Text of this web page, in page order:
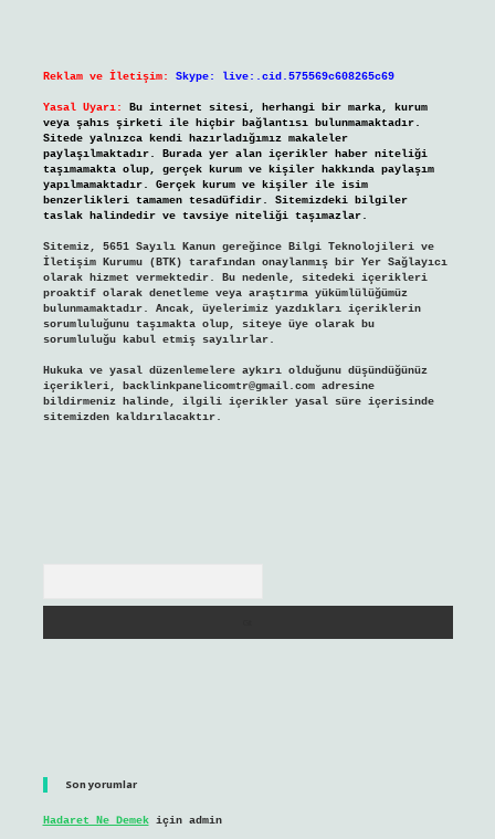
Reklam ve İletişim: Skype: live:.cid.575569c608265c69
Yasal Uyarı:
Bu internet sitesi, herhangi bir marka, kurum
veya şahıs şirketi ile hiçbir bağlantısı bulunmamaktadır.
Sitede yalnızca kendi hazırladığımız makaleler
paylaşılmaktadır. Burada yer alan içerikler haber niteliği
taşımamakta olup, gerçek kurum ve kişiler hakkında paylaşım
yapılmamaktadır. Gerçek kurum ve kişiler ile isim
benzerlikleri tamamen tesadüfidir. Sitemizdeki bilgiler
taslak halindedir ve tavsiye niteliği taşımazlar.
Sitemiz, 5651 Sayılı Kanun gereğince Bilgi Teknolojileri ve
İletişim Kurumu (BTK) tarafından onaylanmış bir Yer Sağlayıcı
olarak hizmet vermektedir. Bu nedenle, sitedeki içerikleri
proaktif olarak denetleme veya araştırma yükümlülüğümüz
bulunmamaktadır. Ancak, üyelerimiz yazdıkları içeriklerin
sorumluluğunu taşımakta olup, siteye üye olarak bu
sorumluluğu kabul etmiş sayılırlar.
Hukuka ve yasal düzenlemelere aykırı olduğunu düşündüğünüz
içerikleri, backlinkpanelicomtr@gmail.comadresine
bildirmeniz halinde, ilgili içerikler yasal süre içerisinde
sitemizden kaldırılacaktır.
Son yorumlar
Hadaret Ne Demekiçin admin